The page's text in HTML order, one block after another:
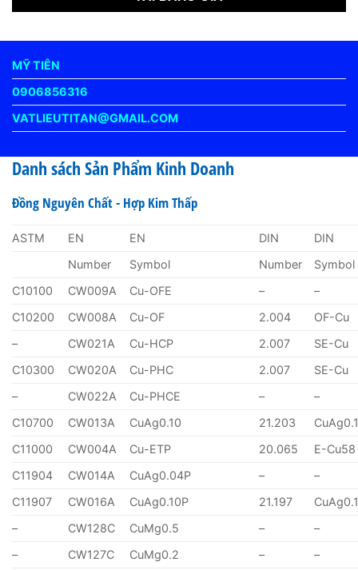
MỸ TIÊN
0906856316
VATLIEUTITAN@GMAIL.COM
Danh sách Sản Phẩm Kinh Doanh
Đồng Nguyên Chất - Hợp Kim Thấp
ASTM EN EN DIN
DIN
Number
Symbol Number
Symbol
C10100
CW009A Cu-OFE –
–
C10200
CW008A Cu-OF 2.004
OF-Cu
–
CW021A Cu-HCP 2.007
SE-Cu
C10300
CW020A Cu-PHC 2.007
SE-Cu
–
CW022A Cu-PHCE –
–
C10700
CW013A CuAg0.10 21.203
C11000
CW004A Cu-ETP 20.065
E-Cu58
C11904
CW014A CuAg0.04P –
–
C11907
CW016A CuAg0.10P 21.197
–
CW128C CuMg0.5 –
–
–
CW127C CuMg0.2 –
–